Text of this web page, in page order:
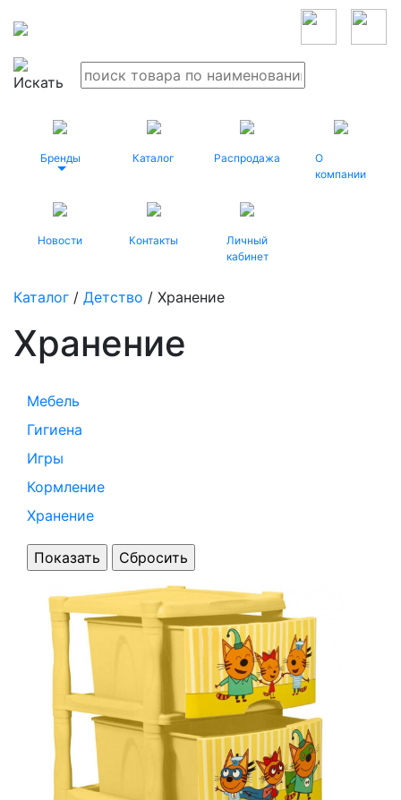
Бренды Каталог Распродажа
О
компании
Новости Контакты
Личный
кабинет
Каталог / Детство / Хранение
Хранение
Мебель
Гигиена
Игры
Кормление
Хранение